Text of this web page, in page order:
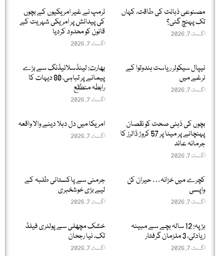
مصنوعی ذہانت کی طاقت، کہاں
تک پہنچ گئی؟
اگست 7, 2026
ٹرمپ نے غیر امریکیوں کے بچوں
کی پیدائش پر امریکی شہریت کے
قانون کو محدود کردیا
اگست 7, 2026
نیپال سیکولر ریاست ہندوتوا کے
نرغے میں
اگست 7, 2026
بھارت: لینڈسلائیڈنگ سے بڑے
پیمانے پر تباہی، 80 دیہات کا
رابطہ منطقع
اگست 7, 2026
بچوں کی ذہنی صحت کو نقصان
پہنچانے پر میٹا پر 57 کروڑ ڈالرز کا
جرمانہ عائد
اگست 7, 2026
امریکا میں دل دہلا دینے والا واقعہ
اگست 7, 2026
کچرے میں خزانہ… حیران کن
واپسی
اگست 7, 2026
جرمنی سے پاکستانی طلبہ کے
لیے بڑی خوشخبری
اگست 7, 2026
ہڑپہ: 12 سالہ بچے سے مبینہ
زیادتی، 3 ملزمان گرفتار
اگست 7, 2026
خشک مچھلی سے پولٹری فیلڈ
تک، نیا رجحان
اگست 7, 2026